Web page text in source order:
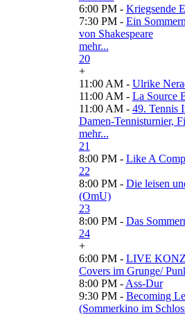
6:00 PM - Kriegsende
7:30 PM - Ein
von Shakespeare
mehr...
20
+
11:00 AM - Ulrike
11:00 AM - La Source
11:00 AM - 49. Tennis
Damen-Tennisturnier,
mehr...
21
8:00 PM - Like A
22
8:00 PM - Die leisen
(OmU)
23
8:00 PM - Das
24
+
6:00 PM - LIVE
Covers im Grunge/
8:00 PM - Ass-Dur
9:30 PM - Becoming
(Sommerkino im